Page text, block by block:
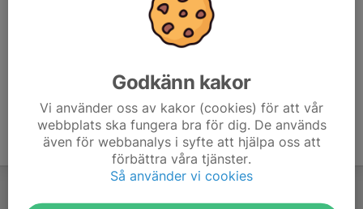
Godkänn kakor
Vi använder oss av kakor (cookies) för att vår
webbplats ska fungera bra för dig. De används
även för webbanalys i syfte att hjälpa oss att
förbättra våra tjänster.
Så använder vi cookies